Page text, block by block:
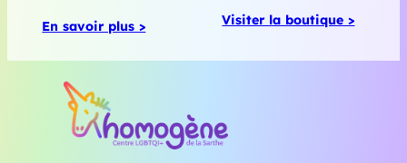
En savoir plus > Visiter la boutique >